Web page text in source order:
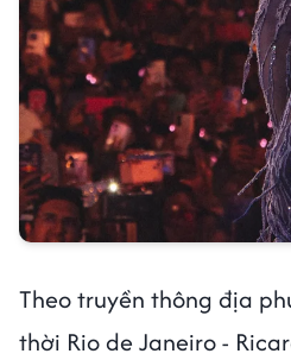
Theo truyền thông địa
thời Rio de Janeiro -